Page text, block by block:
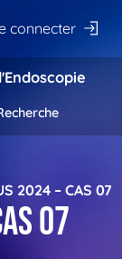
connecter
2024 – CAS 07
07